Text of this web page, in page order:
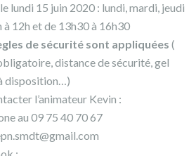
lundi 15 juin 2020 : lundi, mardi, jeudi
à 12h et de 13h30 à 16h30
de sécurité sont appliquées (
distance de sécurité, gel
disposition…)
l’animateur Kevin :
au 09 75 40 70 67